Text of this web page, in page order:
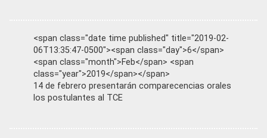
<span class="date time published" title="2019-02-
06T13:35:47-0500"><span class="day">6</span>
<span class="month">Feb</span> <span
class="year">2019</span></span>
14 de febrero presentarán comparecencias orales
los postulantes al TCE